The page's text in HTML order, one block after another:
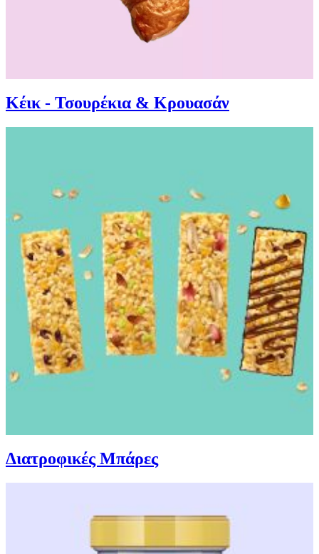
Κέικ - Τσουρέκια & Κρουασάν
Διατροφικές Μπάρες